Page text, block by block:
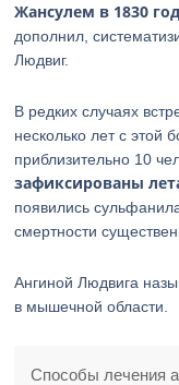
Жансулем в 1830
дополнил,
Людвиг.
В редких случаях
несколько лет с этой
приблизительно 10
зафиксированы
появились
смертности
Ангиной Людвига
в мышечной области.
Способы лечения